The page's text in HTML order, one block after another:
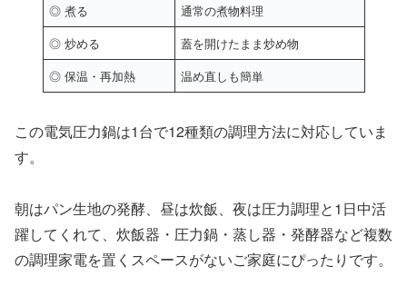
◎ 煮る
通常の煮物料理
◎ 炒める
蓋を開けたまま炒め物
◎ 保温・再加熱
温め直しも簡単
この電気圧力鍋は1台で12種類の調理方法に対応していま
す。
朝はパン生地の発酵、昼は炊飯、夜は圧力調理と1日中活
躍してくれて、炊飯器・圧力鍋・蒸し器・発酵器など複数
の調理家電を置くスペースがないご家庭にぴったりです。